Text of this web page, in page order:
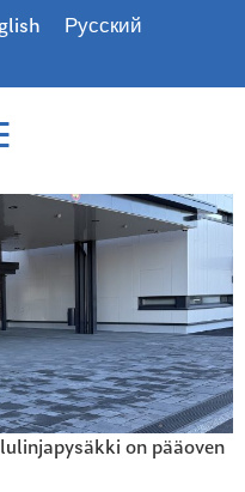
Русский
on pääoven